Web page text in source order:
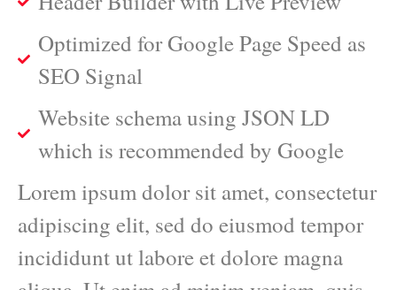
Optimized for Google Page Speed as
SEO Signal
Website schema using JSON LD
which is recommended by Google
Lorem ipsum dolor sit amet, consectetur
adipiscing elit, sed do eiusmod tempor
incididunt ut labore et dolore magna